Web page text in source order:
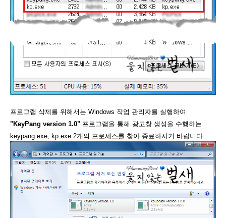
프로그램 삭제를 위해서는 Windows 작업 관리자를 실행하여
"KeyPang version 1.0" 프로그램을 통해 광고창 생성을 수행하는
keypang.exe, kp.exe 2개의 프로세스를 찾아 종료하시기 바랍니다.